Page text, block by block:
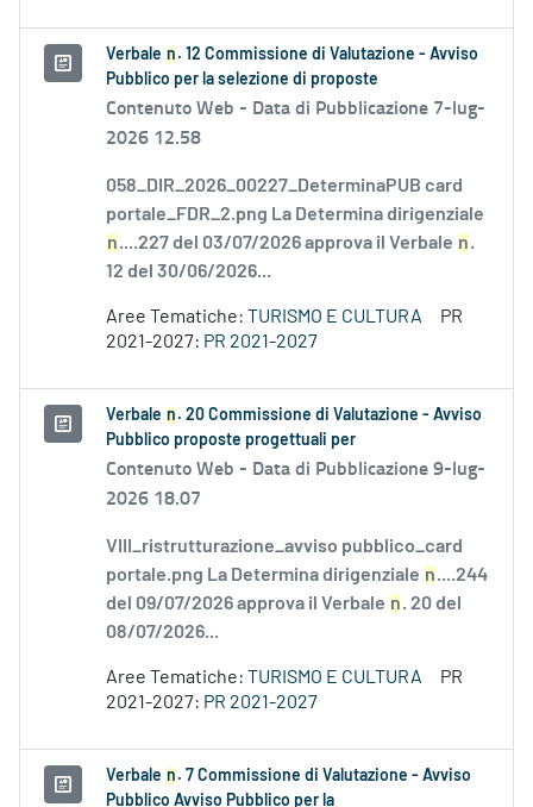
Verbale n . 12 Commissione di Valutazione - Avviso
Pubblico per la selezione di proposte
Contenuto Web - Data di Pubblicazione 7-lug-
2026 12.58
058_DIR_2026_00227_DeterminaPUB card
portale_FDR_2.png La Determina dirigenziale
n....227 del 03/07/2026 approva il Verbale n.
12 del 30/06/2026...
Aree Tematiche: TURISMO E CULTURA
PR
2021-2027: PR 2021-2027
Verbale n . 20 Commissione di Valutazione - Avviso
Pubblico proposte progettuali per
Contenuto Web - Data di Pubblicazione 9-lug-
2026 18.07
VIII_ristrutturazione_avviso pubblico_card
portale.png La Determina dirigenziale n....244
del 09/07/2026 approva il Verbale n. 20 del
08/07/2026...
Aree Tematiche: TURISMO E CULTURA
PR
2021-2027: PR 2021-2027
Verbale n . 7 Commissione di Valutazione - Avviso
Pubblico Avviso Pubblico per la